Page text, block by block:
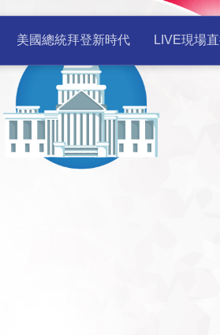
國總統就職
美國總統拜登新時代 LIVE現場